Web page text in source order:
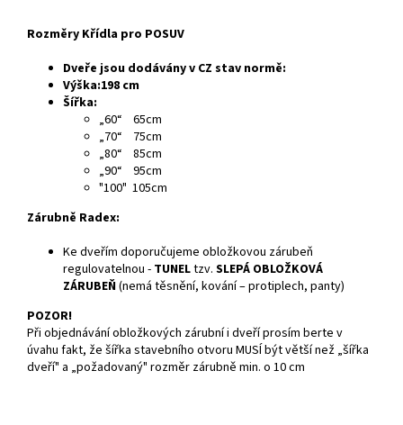
Rozměry Křídla pro POSUV
Dveře jsou dodávány v CZ stav normě:
Výška:198 cm
Šířka:
„60“ 65cm
„70“ 75cm
„80“ 85cm
„90“ 95cm
"100" 105cm
Zárubně Radex:
Ke dveřím doporučujeme obložkovou zárubeň
regulovatelnou - TUNELtzv. SLEPÁ OBLOŽKOVÁ
ZÁRUBEŇ(nemá těsnění, kování – protiplech, panty)
POZOR!
Při objednávání obložkových zárubní i dveří prosím berte v
úvahu fakt, že šířka stavebního otvoru MUSÍ být větší než „šířka
dveří" a „požadovaný" rozměr zárubně min. o 10 cm